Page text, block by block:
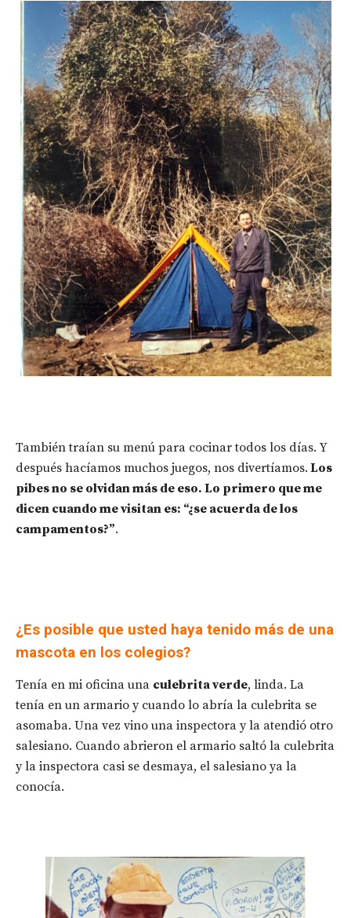
También traían su menú para cocinar todos los días. Y
después hacíamos muchos juegos, nos divertíamos. Los
pibes no se olvidan más de eso. Lo primero que me
dicen cuando me visitan es: “¿se acuerda de los
campamentos?”.
¿Es posible que usted haya tenido más de una
mascota en los colegios?
Tenía en mi oficina una culebrita verde, linda. La
tenía en un armario y cuando lo abría la culebrita se
asomaba. Una vez vino una inspectora y la atendió otro
salesiano. Cuando abrieron el armario saltó la culebrita
y la inspectora casi se desmaya, el salesiano ya la
conocía.